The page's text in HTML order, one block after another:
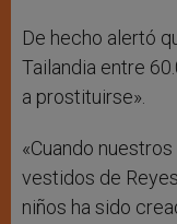
De hecho alertó
Tailandia entre
a prostituirse».
«Cuando
vestidos de
niños ha sido